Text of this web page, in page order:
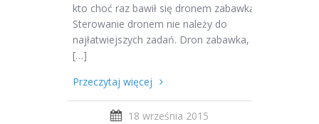
kto choć raz bawił się dronem zabawką.
Sterowanie dronem nie należy do
najłatwiejszych zadań. Dron zabawka,
[…]
Przeczytaj więcej
18 września 2015